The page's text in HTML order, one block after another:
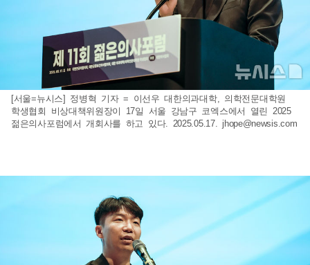
[서울=뉴시스] 정병혁 기자 = 이선우 대한의과대학, 의학전문대학원
학생협회 비상대책위원장이 17일 서울 강남구 코엑스에서 열린 2025
젊은의사포럼에서 개회사를 하고 있다. 2025.05.17. jhope@newsis.com